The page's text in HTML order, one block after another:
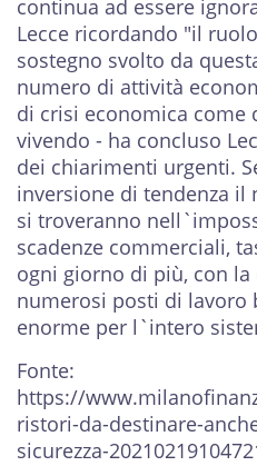
continua ad essere
Lecce ricordando "il
sostegno svolto da
numero di attività
di crisi economica come
vivendo - ha concluso
dei chiarimenti urgenti.
inversione di tendenza il
si troveranno
scadenze commerciali,
ogni giorno di più, con la
numerosi posti di lavoro
enorme per l`intero
Fonte:
https://
ristori-da-destinare-
sicurezza-